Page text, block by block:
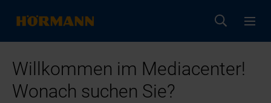
Willkommen im Mediacenter!
Wonach suchen Sie?